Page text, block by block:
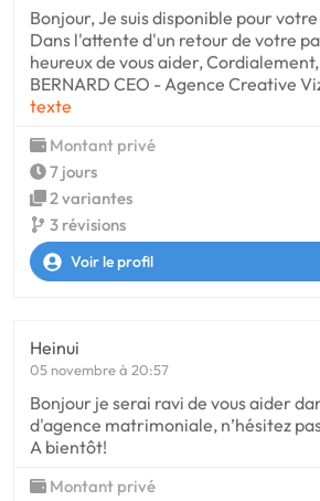
Bonjour, Je suis disponible pour
Dans l'attente d'un retour de votre
heureux de vous aider,
BERNARD CEO - Agence Creative
texte
Montant privé
7 jours
2 variantes
3 révisions
Voir le profil
Heinui
05 novembre à 20:57
Bonjour je serai ravi de vous aider
d'agence matrimoniale, n’hésitez
A bientôt!
Montant privé